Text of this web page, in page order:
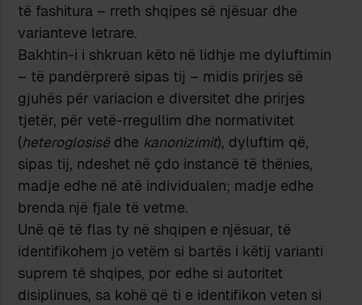
të fashitura – rreth shqipes së njësuar dhe
varianteve letrare.
Bakhtin-i i shkruan këto në lidhje me dyluftimin
– të pandërprerë sipas tij – midis prirjes së
gjuhës për variacion e diversitet dhe prirjes
tjetër, për vetë-rregullim dhe normativitet
(heteroglosisë dhe kanonizimit), dyluftim që,
sipas tij, ndeshet në çdo instancë të thënies,
madje edhe në atë individualen; madje edhe
brenda një fjale të vetme.
Unë që të flas ty në shqipen e njësuar, të
identifikohem jo vetëm si bartës i këtij varianti
suprem të shqipes, por edhe si autoritet
disiplinues, sa kohë që ti e identifikon veten si